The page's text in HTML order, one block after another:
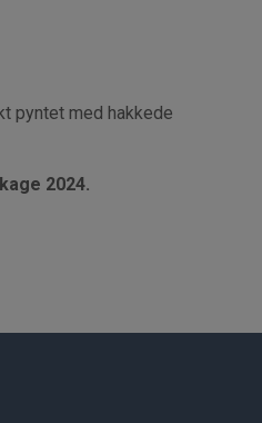
pyntet med hakkede
2024.